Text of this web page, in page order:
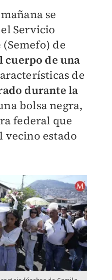
se
Servicio
de
cuerpo de una
de
durante la
bolsa negra,
federal que
vecino estado